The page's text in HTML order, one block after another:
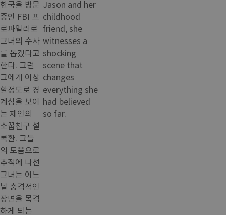
한국을 방문
중인 FBI 프
로파일러로
그녀의 수사
를 돕겠다고
한다. 그런
그에게 이상
할정도로 경
계심을 보이
는 제인의
소꿉친구 설
록환. 그들
의 도움으로
추적에 나선
그녀는 어느
날 충격적인
장면을 목격
하게 되는
Jason and her
childhood
friend, she
witnesses a
shocking
scene that
changes
everything she
had believed
so far.